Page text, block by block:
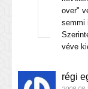
over"
semmi
véve
régi